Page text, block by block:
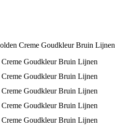
Creme Goudkleur Bruin Lijnen